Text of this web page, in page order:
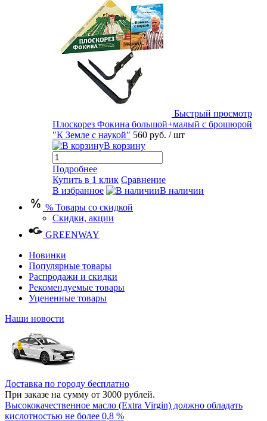
Быстрый просмотр
Плоскорез Фокина большой+малый с брошюрой
"К Земле с наукой" 560 руб. / шт
В корзину
Подробнее
Купить в 1 клик Сравнение
В избранное
В наличии
% Товары со скидкой
Скидки, акции
GREENWAY
Новинки
Популярные товары
Распродажи и скидки
Рекомендуемые товары
Уцененные товары
Наши новости
Доставка по городу бесплатно
При заказе на сумму от 3000 рублей.
Высококачественное масло (Extra Virgin) должно обладать
кислотностью не более 0,8 %